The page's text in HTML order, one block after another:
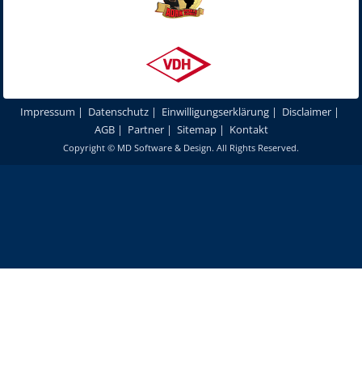
Impressum | Datenschutz | Einwilligungserklärung | Disclaimer |
AGB| Partner| Sitemap| Kontakt
Copyright © MD Software & Design. All Rights Reserved.